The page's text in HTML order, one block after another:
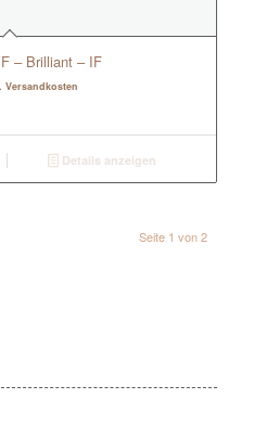
– Brilliant – IF
Versandkosten
Details anzeigen
Seite 1 von 2